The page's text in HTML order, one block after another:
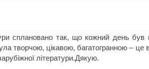
сплановано так, що кожний день був
творчою, цікавою, багатогранною – це
літератури.Дякую.